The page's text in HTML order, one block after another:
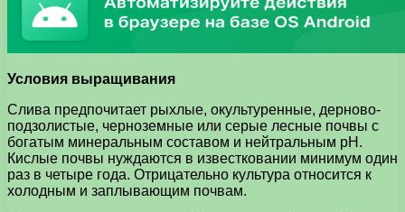
Условия выращивания
Слива предпочитает рыхлые, окультуренные, дерново-
подзолистые, черноземные или серые лесные почвы с
богатым минеральным составом и нейтральным рН.
Кислые почвы нуждаются в известковании минимум один
раз в четыре года. Отрицательно культура относится к
холодным и заплывающим почвам.